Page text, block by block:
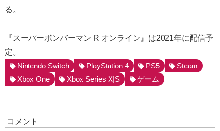
る。
『スーパーボンバーマン R オンライン』は2021年に配信予
定。
Nintendo Switch
PlayStation 4 PS5
Steam
Xbox One
Xbox Series X|S ゲーム